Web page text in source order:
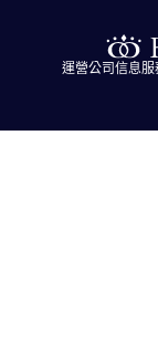
運營公司信息服